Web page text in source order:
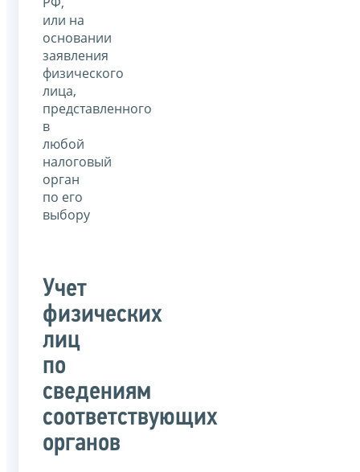
или на
основании
заявления
физического
лица,
представленного
в
любой
налоговый
орган
по его
выбору
Учет
физических
лиц
по
сведениям
соответствующих
органов